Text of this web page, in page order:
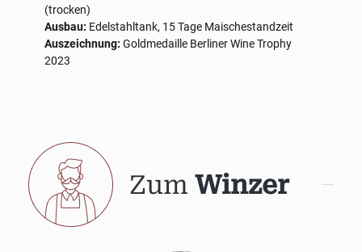
(trocken)
Ausbau: Edelstahltank, 15 Tage Maischestandzeit
Auszeichnung: Goldmedaille Berliner Wine Trophy
2023
Zum Winzer